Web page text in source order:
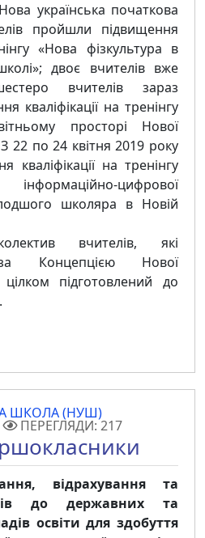
українська початкова
пройшли підвищення
«Нова фізкультура в
двоє вчителів вже
вчителів зараз
кваліфікації на тренінгу
просторі Нової
22 по 24 квітня 2019 року
кваліфікації на тренінгу
цифрової
школяра в Новій
вчителів, які
Концепцією Нової
підготовлений до
ШКОЛА (НУШ)
ПЕРЕГЛЯДИ: 217
відрахування та
до державних та
освіти для здобуття